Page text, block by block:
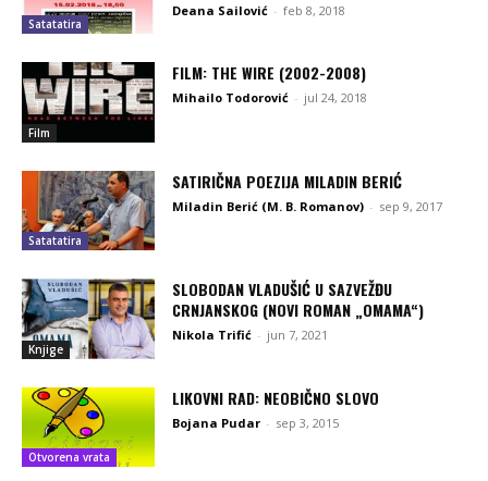
Satatatira
Deana Sailović - feb 8, 2018
Film
FILM: THE WIRE (2002-2008)
Mihailo Todorović - jul 24, 2018
Satatatira
SATIRIČNA POEZIJA MILADIN BERIĆ
Miladin Berić (M. B. Romanov) - sep 9, 2017
Knjige
SLOBODAN VLADUŠIĆ U SAZVEŽĐU
CRNJANSKOG (NOVI ROMAN „OMAMA“)
Nikola Trifić - jun 7, 2021
Otvorena vrata
LIKOVNI RAD: NEOBIČNO SLOVO
Bojana Pudar - sep 3, 2015